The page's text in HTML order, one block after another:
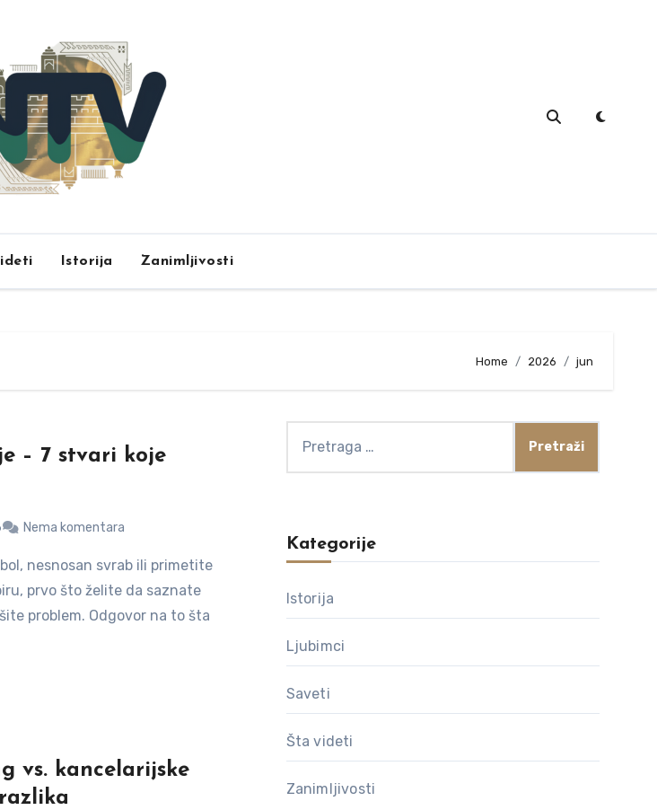
Istorija Zanimljivosti
Home 2026 jun
– 7 stvari koje
Nema komentara
prvo što želite da saznate
problem. Odgovor na to šta
vs. kancelarijske
za:
Kategorije
Istorija
Ljubimci
Saveti
Šta videti
Zanimljivosti